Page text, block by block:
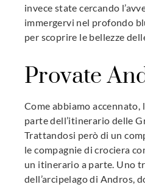
invece state cercando
immergervi nel profondo
per scoprire le bellezze
Provate
Come abbiamo accennato,
parte dell’itinerario delle
Trattandosi però di un
le compagnie di crociera
un itinerario a parte. Uno
dell’arcipelago di Andros,